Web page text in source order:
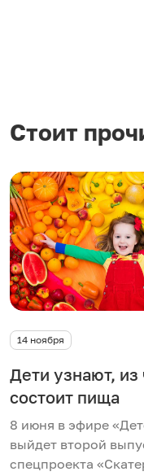
Стоит
14 ноября
Дети узнают, из
состоит пища
8 июня в эфире
выйдет второй
спецпроекта